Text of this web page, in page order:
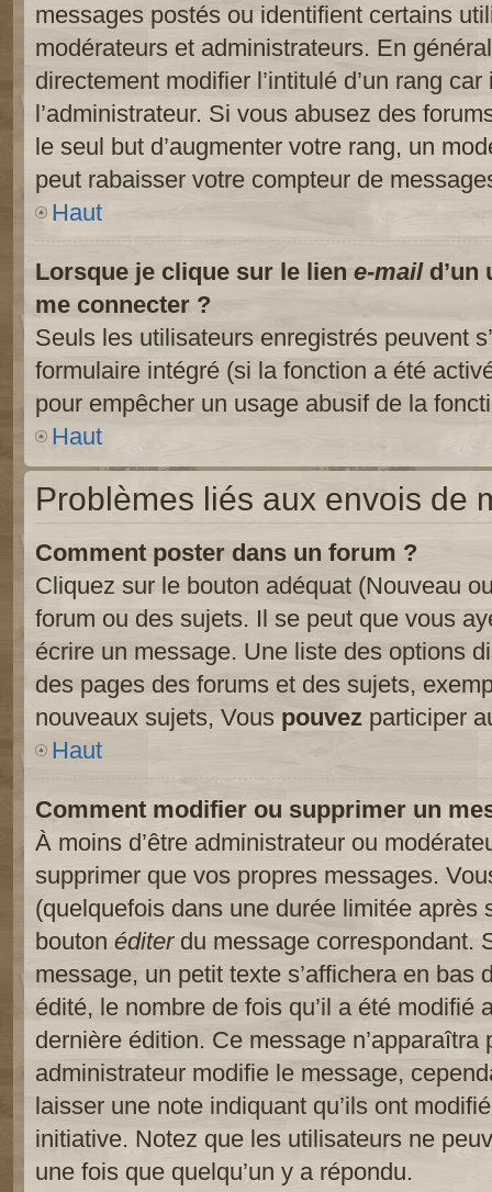
messages postés ou identifient certains
modérateurs et administrateurs. En
directement modifier l’intitulé d’un rang
l’administrateur. Si vous abusez des
le seul but d’augmenter votre rang, un
peut rabaisser votre compteur de
Haut
Lorsque je clique sur le lien e-maild’un
me connecter ?
Seuls les utilisateurs enregistrés peuvent
formulaire intégré (si la fonction a été
pour empêcher un usage abusif de la
Haut
Problèmes liés aux envois de
Comment poster dans un forum ?
Cliquez sur le bouton adéquat (Nouveau
forum ou des sujets. Il se peut que vous
écrire un message. Une liste des options
des pages des forums et des sujets,
nouveaux sujets, Vous pouvez participer
Haut
Comment modifier ou supprimer un
À moins d’être administrateur ou
supprimer que vos propres messages.
(quelquefois dans une durée limitée après
bouton éditerdu message correspondant.
message, un petit texte s’affichera en bas
édité, le nombre de fois qu’il a été modifié
dernière édition. Ce message
administrateur modifie le message,
laisser une note indiquant qu’ils ont
initiative. Notez que les utilisateurs ne
une fois que quelqu’un y a répondu.